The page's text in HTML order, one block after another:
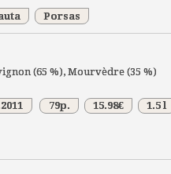
Porsas
(65 %), Mourvèdre (35 %)
79p. 15.98€ 1.5 l